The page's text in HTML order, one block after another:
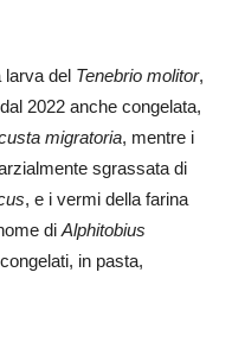
larva del Tenebrio molitor,
2022 anche congelata,
migratoria, mentre i
sgrassata di
, e i vermi della farina
di Alphitobius
in pasta,